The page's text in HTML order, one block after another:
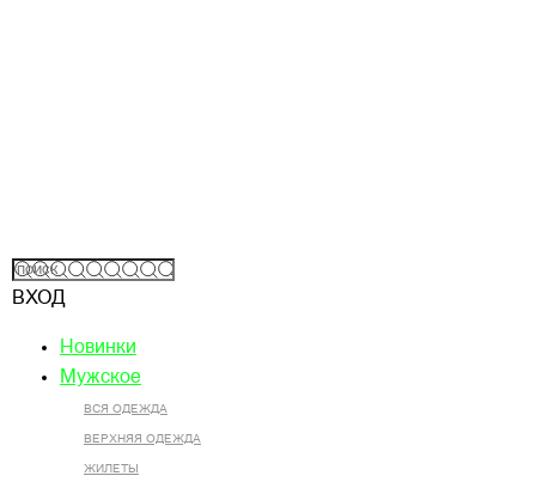
ВХОД
Новинки
Мужское
ВСЯ ОДЕЖДА
ВЕРХНЯЯ ОДЕЖДА
ЖИЛЕТЫ